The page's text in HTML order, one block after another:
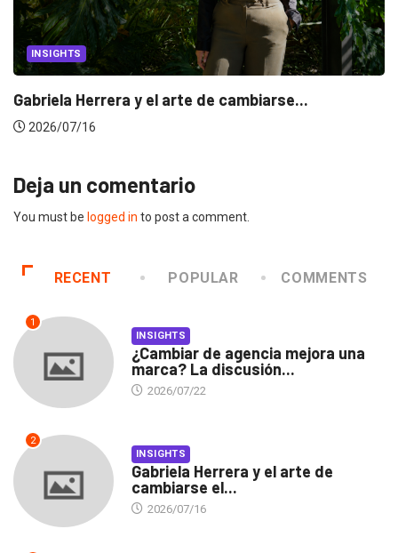
INSIGHTS
Gabriela Herrera y el arte de cambiarse...
2026/07/16
Deja un comentario
You must be logged in to post a comment.
RECENT POPULAR COMMENTS
1
INSIGHTS
¿Cambiar de agencia mejora una
marca? La discusión...
2026/07/22
2
INSIGHTS
Gabriela Herrera y el arte de
cambiarse el...
2026/07/16